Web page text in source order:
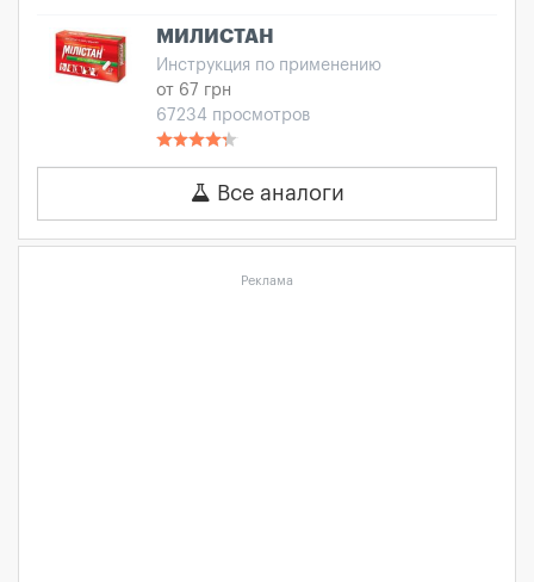
МИЛИСТАН
Инструкция по применению
от 67 грн
67234 просмотров
Все аналоги
Реклама